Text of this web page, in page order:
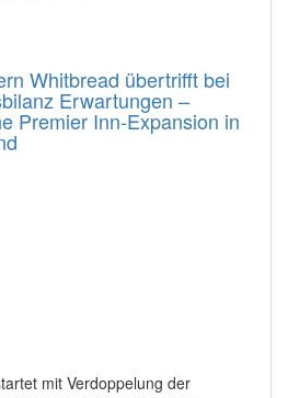
Whitbread übertrifft bei
Erwartungen –
Premier Inn-Expansion in
mit Verdoppelung der